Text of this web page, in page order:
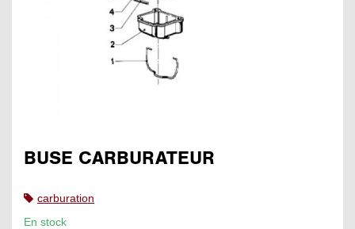
BUSE CARBURATEUR
carburation
En stock